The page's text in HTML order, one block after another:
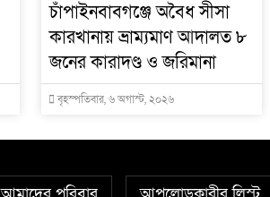
চাঁপাইনবাবগঞ্জে অবৈধ সীসা
কারখানায় ভ্রাম্যমাণ আদালত ৮
জনের কারাদণ্ড ও জরিমানা
বৃহস্পতিবার, ৬ অগাস্ট, ২০২৬